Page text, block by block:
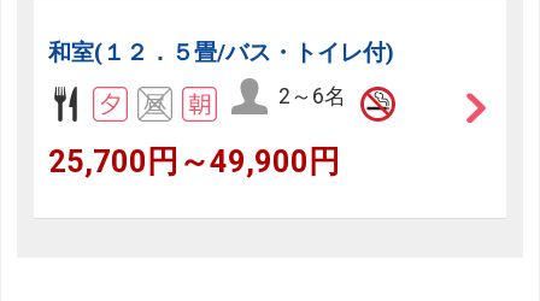
和室(１２．５畳/バス・トイレ付)
2～6名
25,700円～49,900円